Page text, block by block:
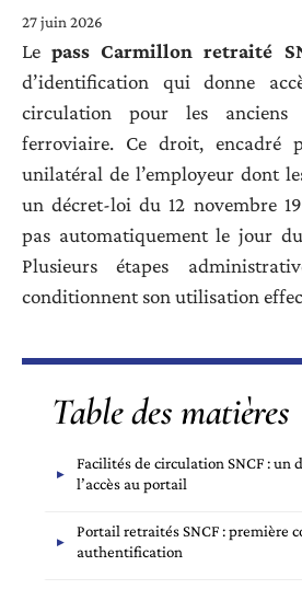
27 juin 2026
Lepass Carmillon retraité
d’identification qui donne
circulation pour les anciens
ferroviaire. Ce droit, encadré
unilatéral de l’employeur dont
un décret-loi du 12 novembre
pas automatiquement le jour
Plusieurs étapes
conditionnent son utilisation
Table des matières
Facilités de circulation SNCF : un
l’accès au portail
Portail retraités SNCF : première
authentification